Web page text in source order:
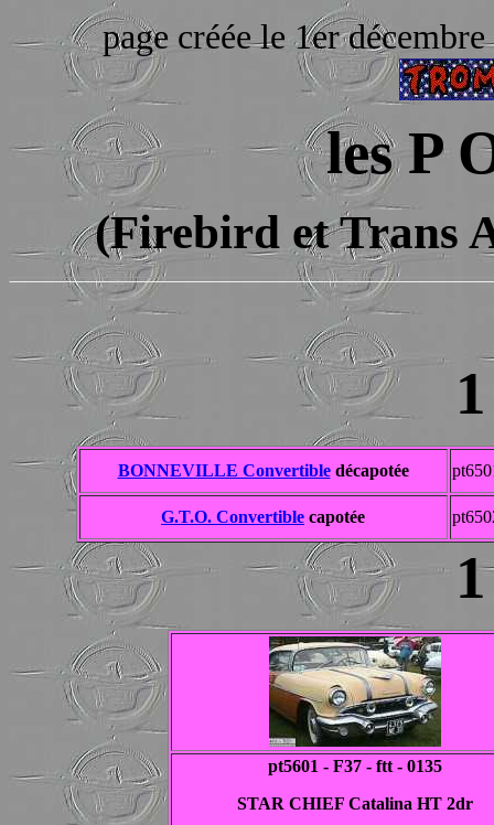
page créée le 1er
les P
(Firebird et Trans
BONNEVILLE Convertibledécapotée
G.T.O. Convertible capotée
pt5601 - F37 - ftt - 0135
STAR CHIEF Catalina HT 2dr